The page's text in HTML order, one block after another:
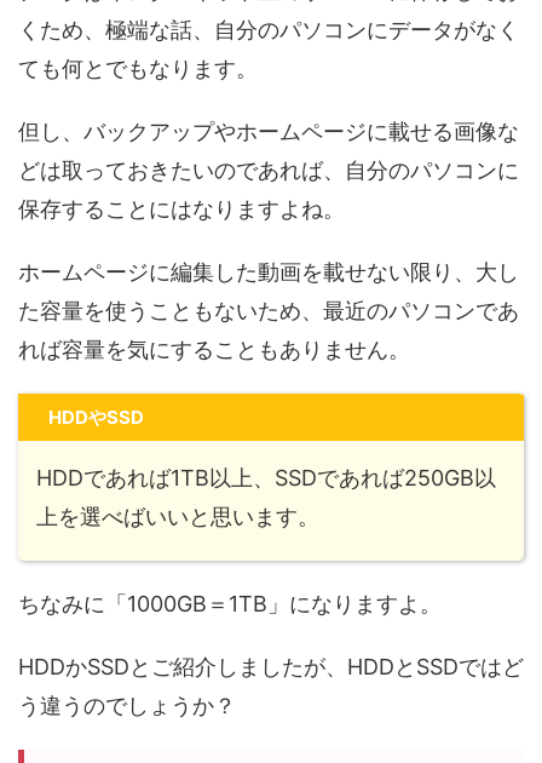
くため、極端な話、自分のパソコンにデータがなく
ても何とでもなります。
但し、バックアップやホームページに載せる画像な
どは取っておきたいのであれば、自分のパソコンに
保存することにはなりますよね。
ホームページに編集した動画を載せない限り、大し
た容量を使うこともないため、最近のパソコンであ
れば容量を気にすることもありません。
HDDやSSD
HDDであれば1TB以上、SSDであれば250GB以
上を選べばいいと思います。
ちなみに「1000GB＝1TB」になりますよ。
HDDかSSDとご紹介しましたが、HDDとSSDではど
う違うのでしょうか？